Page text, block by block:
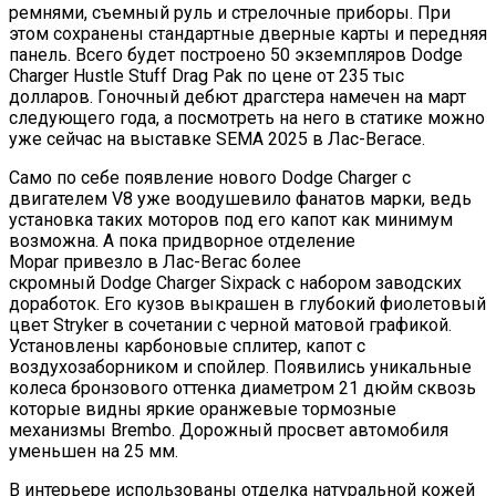
ремнями, съемный руль и стрелочные приборы. При
этом сохранены стандартные дверные карты и передняя
панель. Всего будет построено 50 экземпляров Dodge
Charger Hustle Stuff Drag Pak по цене от 235 тыс
долларов. Гоночный дебют драгстера намечен на март
следующего года, а посмотреть на него в статике можно
уже сейчас на выставке SEMA 2025 в Лас-Вегасе.
Само по себе появление нового Dodge Charger с
двигателем V8 уже воодушевило фанатов марки, ведь
установка таких моторов под его капот как минимум
возможна. А пока придворное отделение
Mopar привезло в Лас-Вегас более
скромный Dodge Charger Sixpack с набором заводских
доработок. Его кузов выкрашен в глубокий фиолетовый
цвет Stryker в сочетании с черной матовой графикой.
Установлены карбоновые сплитер, капот с
воздухозаборником и спойлер. Появились уникальные
колеса бронзового оттенка диаметром 21 дюйм сквозь
которые видны яркие оранжевые тормозные
механизмы Brembo. Дорожный просвет автомобиля
уменьшен на 25 мм.
В интерьере использованы отделка натуральной кожей